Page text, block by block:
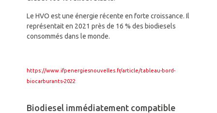
Le HVO est une énergie récente en forte croissance. Il
représentait en 2021 près de 16 % des biodiesels
consommés dans le monde.
https://www.ifpenergiesnouvelles.fr/article/tableau-bord-
biocarburants-2022
Biodiesel immédiatement compatible